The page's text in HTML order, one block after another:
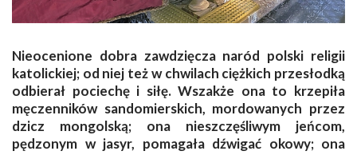
Nieocenione dobra zawdzięcza naród polski religii
katolickiej; od niej też w chwilach ciężkich przesłodką
odbierał pociechę i siłę. Wszakże ona to krzepiła
męczenników sandomierskich, mordowanych przez
dzicz mongolską; ona nieszczęśliwym jeńcom,
pędzonym w jasyr, pomagała dźwigać okowy; ona